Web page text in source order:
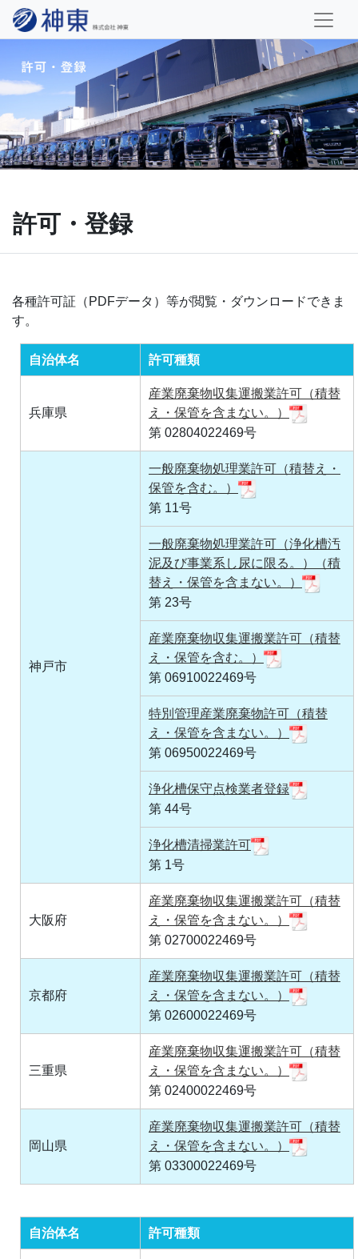
許可・登録
各種許可証（PDFデータ）等が閲覧・ダウンロードできま
す。
自治体名 許可種類
兵庫県
産業廃棄物収集運搬業許可（積替
え・保管を含まない。）
第 02804022469号
神戸市
一般廃棄物処理業許可（積替え・
保管を含む。）
第 11号
一般廃棄物処理業許可（浄化槽汚
泥及び事業系し尿に限る。）（積
替え・保管を含まない。）
第 23号
産業廃棄物収集運搬業許可（積替
え・保管を含む。）
第 06910022469号
特別管理産業廃棄物許可（積替
え・保管を含まない。）
第 06950022469号
浄化槽保守点検業者登録
第 44号
浄化槽清掃業許可
第 1号
大阪府
産業廃棄物収集運搬業許可（積替
え・保管を含まない。）
第 02700022469号
京都府
産業廃棄物収集運搬業許可（積替
え・保管を含まない。）
第 02600022469号
三重県
産業廃棄物収集運搬業許可（積替
え・保管を含まない。）
第 02400022469号
岡山県
産業廃棄物収集運搬業許可（積替
え・保管を含まない。）
第 03300022469号
自治体名 許可種類